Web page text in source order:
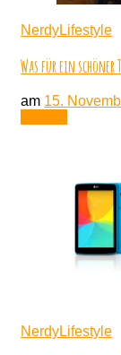
NerdyLifestyle
Was für ein schöner
am 15.
NerdyLifestyle